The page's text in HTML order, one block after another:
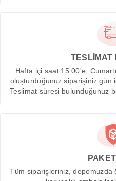
TESLİMAT
Hafta içi saat 15:00'e,
oluşturduğunuz siparişiniz gün
Teslimat süresi bulunduğunuz
Tüm siparişleriniz, depomuzda